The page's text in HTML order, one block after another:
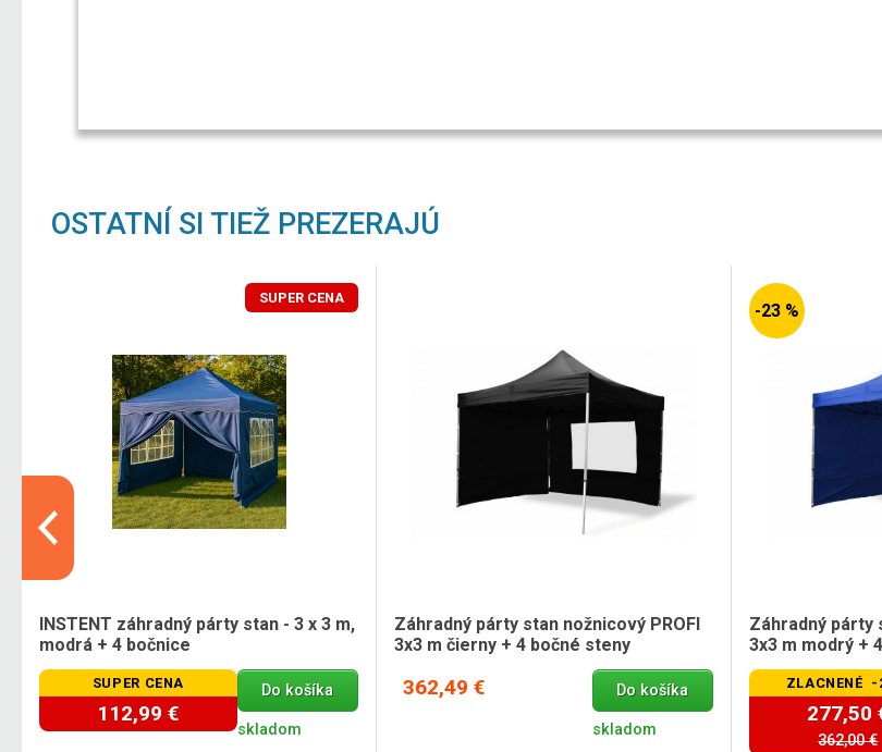
OSTATNÍ SI TIEŽ PREZERAJÚ
SUPER CENA
INSTENT záhradný párty stan - 3 x 3 m,
modrá + 4 bočnice
SUPER CENA
112,99 €
Do košíka
skladom
Záhradný párty stan nožnicový PROFI
3x3 m čierny + 4 bočné steny
362,49 € Do košíka
skladom
-23 %
Záhradný párty
3x3 m modrý +
ZLACNENÉ -
277,50
362,00 €